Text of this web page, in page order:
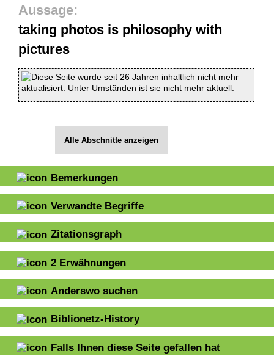
taking photos is philosophy with
pictures
Diese Seite wurde seit 26 Jahren inhaltlich nicht mehr
aktualisiert. Unter Umständen ist sie nicht mehr aktuell.
Alle Abschnitte anzeigen
Bemerkungen
Verwandte Begriffe
Zitationsgraph
2 Erwähnungen
Anderswo suchen
Biblionetz-History
Falls Ihnen diese Seite gefallen hat